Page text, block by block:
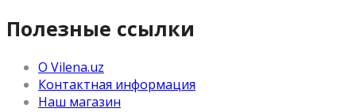
Полезные ссылки
О Vilena.uz
Контактная информация
Наш магазин